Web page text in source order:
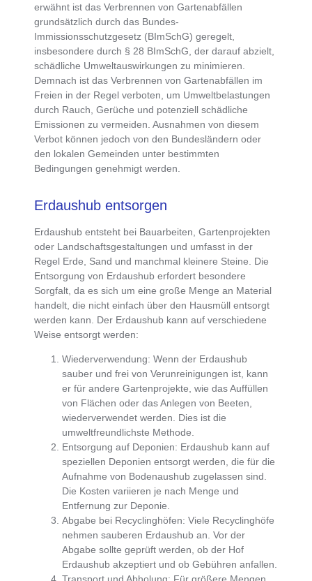
erwähnt ist das Verbrennen von Gartenabfällen
grundsätzlich durch das Bundes-
Immissionsschutzgesetz (BImSchG) geregelt,
insbesondere durch § 28 BImSchG, der darauf abzielt,
schädliche Umweltauswirkungen zu minimieren
Demnach ist das Verbrennen von Gartenabfällen im
Freien in der Regel verboten, um Umweltbelastungen
durch Rauch, Gerüche und potenziell schädliche
Emissionen zu vermeiden. Ausnahmen von diesem
Verbot können jedoch von den Bundesländern oder
den lokalen Gemeinden unter bestimmten
Bedingungen genehmigt werden.
Erdaushub entsorgen
Erdaushub entsteht bei Bauarbeiten, Gartenprojekten
oder Landschaftsgestaltungen und umfasst in der
Regel Erde, Sand und manchmal kleinere Steine . Die
Entsorgung von Erdaushub erfordert besondere
Sorgfalt , da es sich um einegroße Menge an Material
handelt , die nicht einfach über den Hausmüll entsorgt
werden kann. Der Erdaushub kann auf verschiedene
Weise entsorgt werden:
Wiederverwendung: Wenn der Erdaushub
sauber und frei von Verunreinigungen ist, kann
erfür andere Gartenprojekte, wie das Auffüllen
von Flächen oder das Anlegen von Beeten,
wiederverwendet werden. Dies ist die
umweltfreundlichste Methode.
Entsorgung auf Deponien: Erdaushub kannauf
speziellen Deponien entsorgt werden, die für die
Aufnahme von Bodenaushub zugelassen sind.
Die Kosten variieren je nach Menge und
Entfernung zur Deponie.
Abgabe bei Recyclinghöfen: Viele Recyclinghöfe
nehmen sauberen Erdaushub an. Vor der
Abgabe sollte geprüft werden, ob der Hof
Erdaushub akzeptiert und ob Gebühren anfallen.